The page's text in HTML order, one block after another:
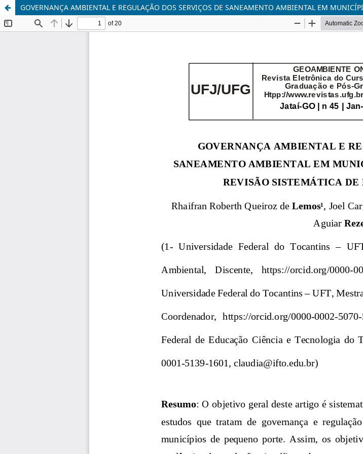
GOVERNANÇA AMBIENTAL E REGULAÇÃO DOS SERVIÇOS DE SANEAMENTO AMBIENTAL EM